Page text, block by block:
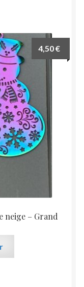
neige – Grand
4,50€